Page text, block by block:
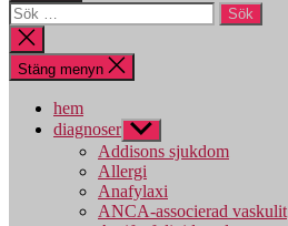
Sök
efter:
Stäng
sökningen
Stäng menyn
hem
diagnoser Visa
undermeny
Addisons sjukdom
Allergi
Anafylaxi
ANCA-associerad vaskulit